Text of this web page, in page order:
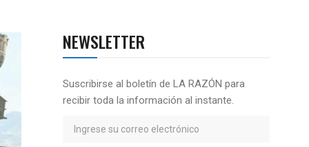
NEWSLETTER
Suscribirse al boletín de LA RAZÓN para
recibir toda la información al instante.